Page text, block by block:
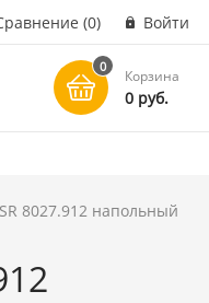
(0) Войти
0
Корзина
0 руб.
8027.912 напольный